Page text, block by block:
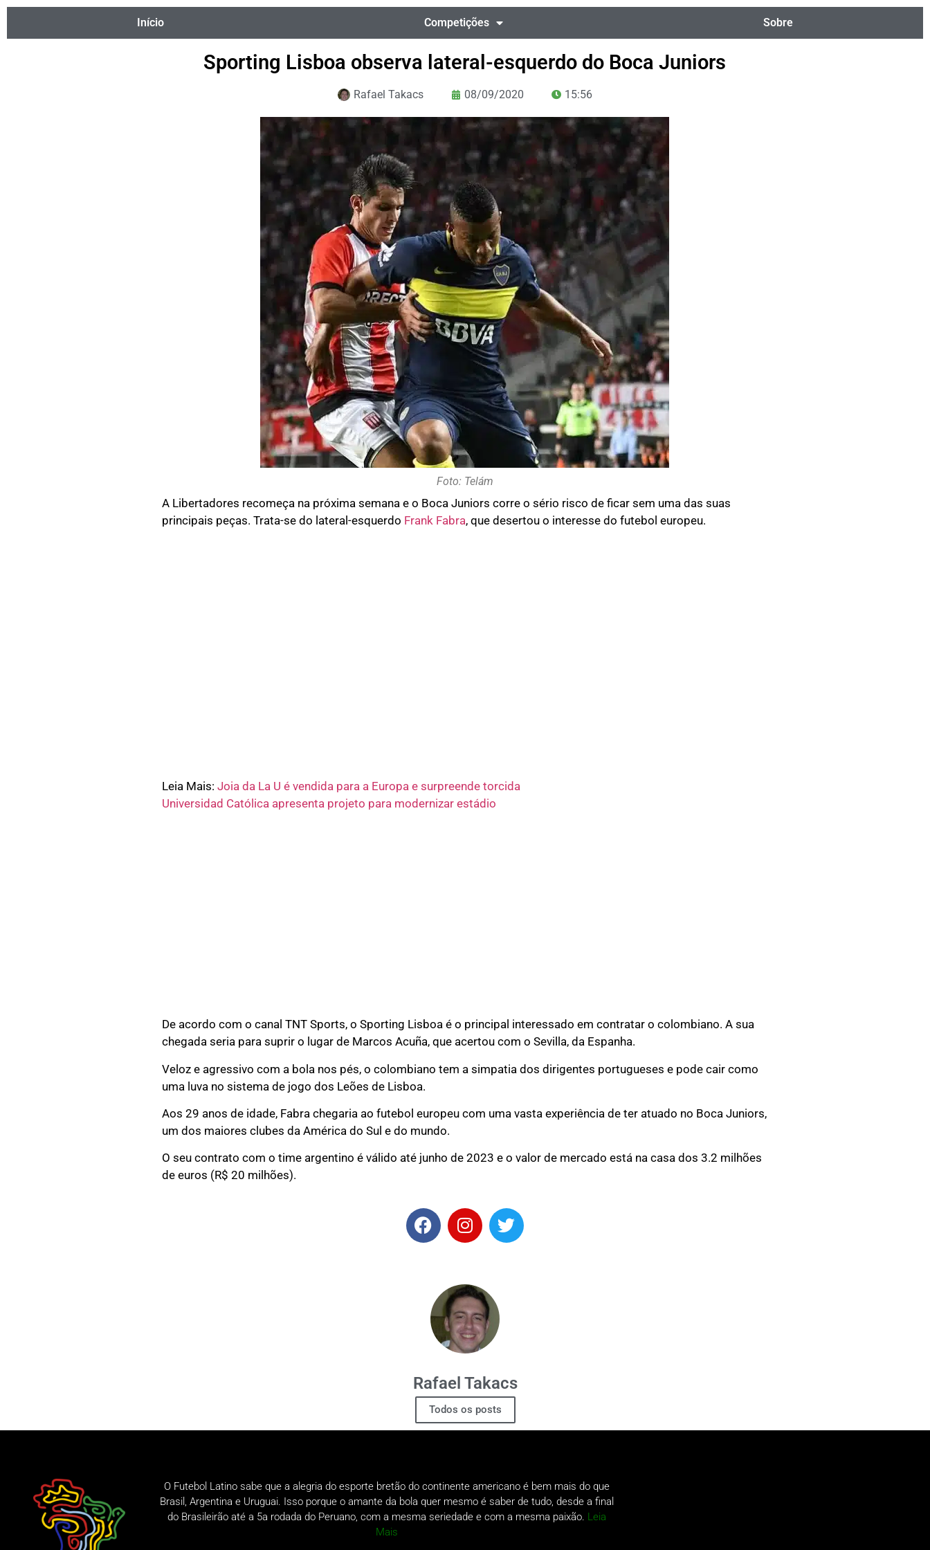
Início Competições Sobre
Sporting Lisboa observa lateral-esquerdo do Boca Juniors
Rafael Takacs 08/09/2020 15:56
Foto: Telám
A Libertadores recomeça na próxima semana e o Boca Juniors corre o sério risco de ficar sem uma das suas
principais peças. Trata-se do lateral-esquerdo Frank Fabra, que desertou o interesse do futebol europeu.
Leia Mais: Joia da La U é vendida para a Europa e surpreende torcida
Universidad Católica apresenta projeto para modernizar estádio
De acordo com o canal TNT Sports, o Sporting Lisboa é o principal interessado em contratar o colombiano. A sua
chegada seria para suprir o lugar de Marcos Acuña, que acertou com o Sevilla, da Espanha.
Veloz e agressivo com a bola nos pés, o colombiano tem a simpatia dos dirigentes portugueses e pode cair como
uma luva no sistema de jogo dos Leões de Lisboa.
Aos 29 anos de idade, Fabra chegaria ao futebol europeu com uma vasta experiência de ter atuado no Boca Juniors,
um dos maiores clubes da América do Sul e do mundo.
O seu contrato com o time argentino é válido até junho de 2023 e o valor de mercado está na casa dos 3.2 milhões
de euros (R$ 20 milhões).
Rafael Takacs
Todos os posts
O Futebol Latino sabe que a alegria do esporte bretão do continente americano é bem mais do que
Brasil, Argentina e Uruguai. Isso porque o amante da bola quer mesmo é saber de tudo, desde a final
do Brasileirão até a 5a rodada do Peruano, com a mesma seriedade e com a mesma paixão. Leia
Mais